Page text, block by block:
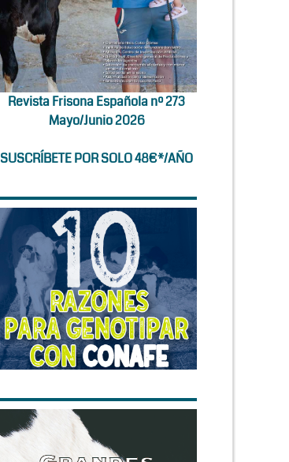
Revista Frisona Española nº 273
Mayo/Junio 2026
SUSCRÍBETE POR SOLO 48€*/AÑO